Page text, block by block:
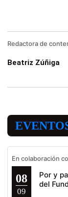
Redactora de
Beatriz Zúñiga
En colaboración
08
09
Por y
del